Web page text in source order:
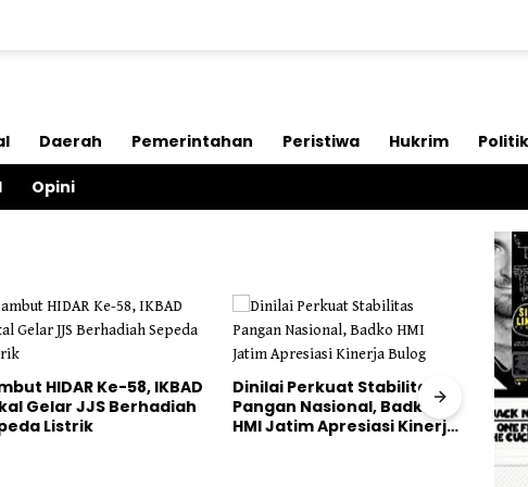
Daerah Pemerintahan Peristiwa Hukrim Politik
Opini
Perkuat Stabilitas
Nasional, Badko
Jatim Apresiasi Kinerja
Pengakuan Terbuka Kasus
Maling Sapi di Persidangan,
Pelaku Utama Justru